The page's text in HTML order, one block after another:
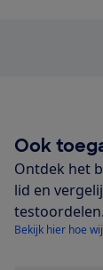
Ook
Ontdek het
lid en
testoordelen.
Bekijk hier hoe